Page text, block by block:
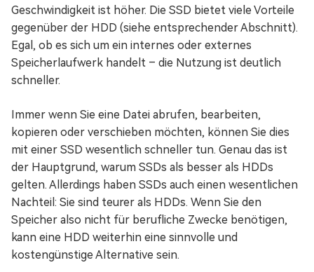
Geschwindigkeit ist höher. Die SSD bietet viele Vorteile
gegenüber der HDD (siehe entsprechender Abschnitt).
Egal, ob es sich um ein internes oder externes
Speicherlaufwerk handelt – die Nutzung ist deutlich
schneller.
Immer wenn Sie eine Datei abrufen, bearbeiten,
kopieren oder verschieben möchten, können Sie dies
mit einer SSD wesentlich schneller tun. Genau das ist
der Hauptgrund, warum SSDs als besser als HDDs
gelten. Allerdings haben SSDs auch einen wesentlichen
Nachteil: Sie sind teurer als HDDs. Wenn Sie den
Speicher also nicht für berufliche Zwecke benötigen,
kann eine HDD weiterhin eine sinnvolle und
kostengünstige Alternative sein.